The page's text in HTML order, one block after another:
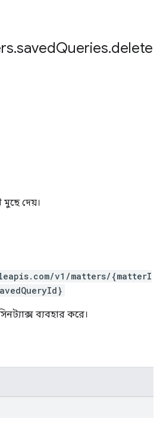
.savedQueries.delete
মুছে দেয়।
v1/matters/{matterI
ব্যবহার করে।